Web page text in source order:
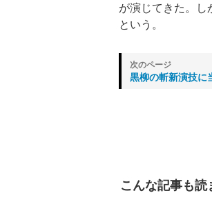
が演じてきた。
という。
黒柳の斬新演技に
こんな記事も読